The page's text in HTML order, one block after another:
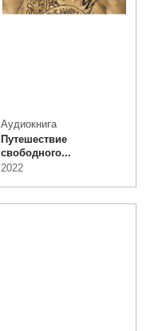
Аудиокнига
Путешествие
свободного...
2022